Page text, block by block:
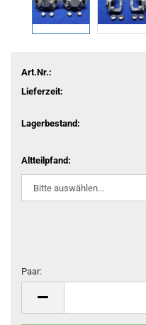
Art.Nr.:
Lieferzeit:
Lagerbestand:
Altteilpfand:
Paar: